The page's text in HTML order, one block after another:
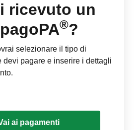
ricevuto un
®?
selezionare il tipo di
devi pagare e inserire i dettagli
ai pagamenti